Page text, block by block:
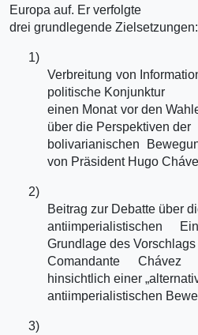
Europa auf. Er verfolgte
drei grundlegende Zielsetzungen:
1)
Verbreitung von
politische Konjunktur
einen Monat vor den
über die Perspektiven der
bolivarianischen
von Präsident Hugo
2)
Beitrag zur Debatte über
antiimperialistischen
Grundlage des Vorschlags
Comandante
hinsichtlich einer
antiimperialistischen
3)